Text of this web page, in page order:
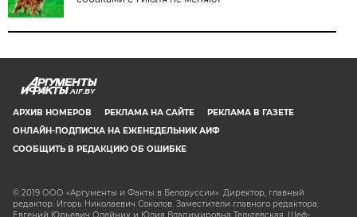
AIF.BY
АРХИВ НОМЕРОВ РЕКЛАМА НА САЙТЕ
РЕКЛАМА В ГАЗЕТЕ
ОНЛАЙН-ПОДПИСКА НА ЕЖЕНЕДЕЛЬНИК АИФ
СООБЩИТЬ В РЕДАКЦИЮ ОБ ОШИБКЕ
© 2019 ООО «Аргументы и Факты в Белоруссии». Директор, главный
редактор: Игорь Николаевич Соколов. Заместители главного редактора: